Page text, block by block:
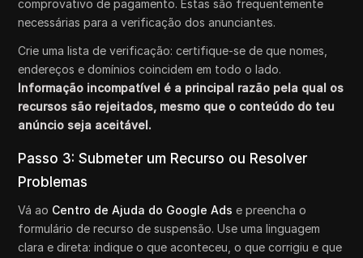
comprovativo de pagamento. Estas são frequentemente
necessárias para a verificação dos anunciantes.
Crie uma lista de verificação: certifique-se de que nomes,
endereços e domínios coincidem em todo o lado.
Informação incompatível é a principal razão pela qual os
recursos são rejeitados, mesmo que o conteúdo do teu
anúncio seja aceitável.
Passo 3: Submeter um Recurso ou Resolver
Problemas
Vá ao Centro de Ajuda do Google Ads e preencha o
formulário de recurso de suspensão. Use uma linguagem
clara e direta: indique o que aconteceu, o que corrigiu e que